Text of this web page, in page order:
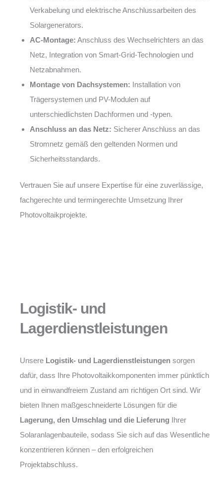
Verkabelung und elektrische Anschlussarbeiten des
Solargenerators.
AC-Montage: Anschluss des Wechselrichters an das
Netz, Integration von Smart-Grid-Technologien und
Netzabnahmen.
Montage von Dachsystemen: Installation von
Trägersystemen und PV-Modulen auf
unterschiedlichsten Dachformen und -typen.
Anschluss an das Netz: Sicherer Anschluss an das
Stromnetz gemäß den geltenden Normen und
Sicherheitsstandards.
Vertrauen Sie auf unsere Expertise für eine zuverlässige,
fachgerechte und termingerechte Umsetzung Ihrer
Photovoltaikprojekte.
Logistik- und
Lagerdienstleistungen
Unsere Logistik- und Lagerdienstleistungen sorgen
dafür, dass Ihre Photovoltaikkomponenten immer pünktlich
und in einwandfreiem Zustand am richtigen Ort sind. Wir
bieten Ihnen maßgeschneiderte Lösungen für die
Lagerung, den Umschlag und die Lieferung Ihrer
Solaranlagenbauteile, sodass Sie sich auf das Wesentliche
konzentrieren können – den erfolgreichen
Projektabschluss.